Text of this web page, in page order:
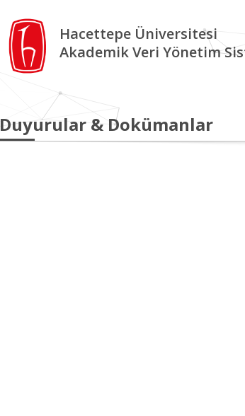
Hacettepe Üniversitesi
Akademik Veri Yönetim
Duyurular & Dokümanlar